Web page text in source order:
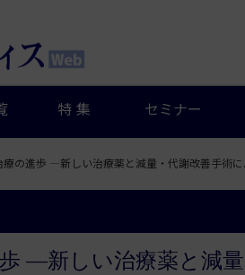
特集 セミナー
療の進歩 ―新しい治療薬と減量・代謝改善手術
―新しい治療薬と減